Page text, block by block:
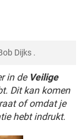
Dijks .
in de Veilige
Dit kan komen
of omdat je
hebt indrukt.